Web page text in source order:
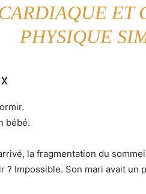
ET
PHYSIQUE
bébé.
la fragmentation du
? Impossible. Son mari avait un